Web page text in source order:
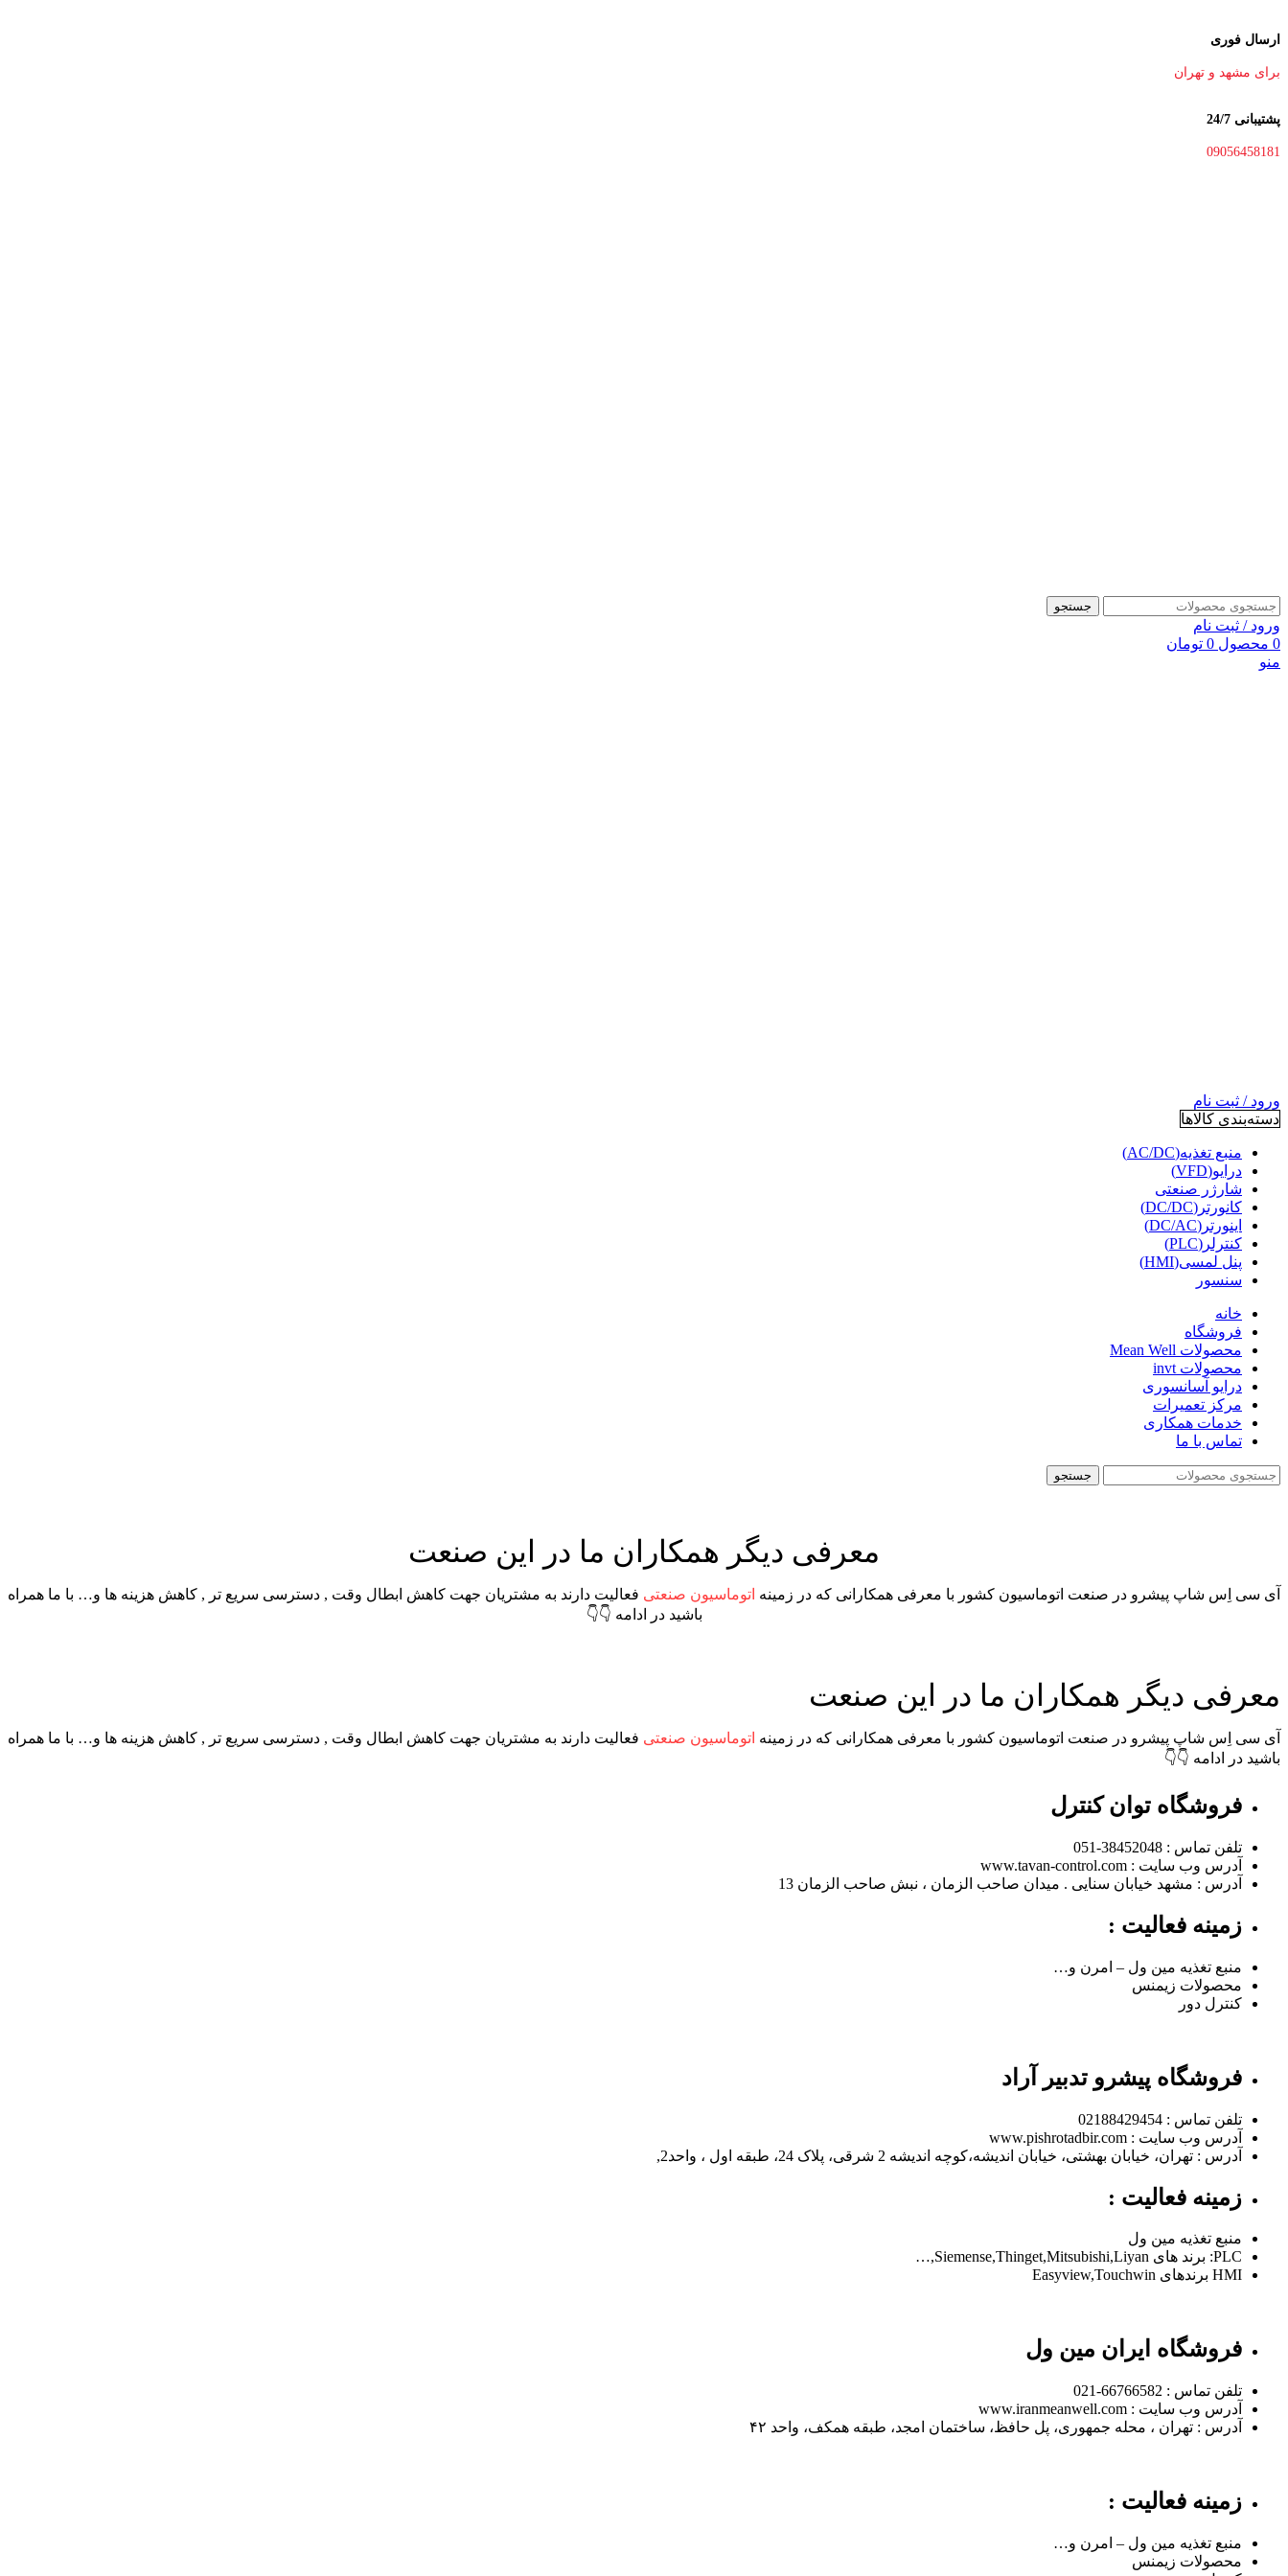
ارسال فوری
برای مشهد و تهران
پشتیبانی 24/7
09056458181
جستجو
ورود / ثبت نام
0 محصول 0 تومان
منو
ورود / ثبت نام
دسته‌بندی کالاها
منبع تغذیه(AC/DC)
درایو(VFD)
شارژر صنعتی
کانورتر(DC/DC)
اینورتر(DC/AC)
کنترلر(PLC)
پنل لمسی(HMI)
سنسور
خانه
فروشگاه
محصولات Mean Well
محصولات invt
درایو آسانسوری
مرکز تعمیرات
خدمات همکاری
تماس با ما
جستجو
معرفی دیگر همکاران ما در این صنعت
آی سی اِس شاپ پیشرو در صنعت اتوماسیون کشور با معرفی همکارانی که در زمینه اتوماسیون صنعتی فعالیت دارند به مشتریان جهت کاهش ابطال وقت , دسترسی سریع تر , کاهش هزینه ها و… با ما همراه
باشید در ادامه 👇👇
معرفی دیگر همکاران ما در این صنعت
آی سی اِس شاپ پیشرو در صنعت اتوماسیون کشور با معرفی همکارانی که در زمینه اتوماسیون صنعتی فعالیت دارند به مشتریان جهت کاهش ابطال وقت , دسترسی سریع تر , کاهش هزینه ها و… با ما همراه
باشید در ادامه 👇👇
فروشگاه توان کنترل
تلفن تماس : 38452048-051
آدرس وب سایت : www.tavan-control.com
آدرس : مشهد خیابان سنایی . میدان صاحب الزمان ، نبش صاحب الزمان 13
زمینه فعالیت :
منبع تغذیه مین ول – امرن و…
محصولات زیمنس
کنترل دور
فروشگاه پیشرو تدبیر آراد
تلفن تماس : 02188429454
آدرس وب سایت : www.pishrotadbir.com
آدرس : تهران، خیابان بهشتی، خیابان اندیشه،کوچه اندیشه 2 شرقی، پلاک 24، طبقه اول ، واحد2,
زمینه فعالیت :
منبع تغذیه مین ول
PLC: برند های Siemense,Thinget,Mitsubishi,Liyan,…
HMI برندهای Easyview,Touchwin
فروشگاه ایران مین ول
تلفن تماس : 66766582-021
آدرس وب سایت : www.iranmeanwell.com
آدرس : تهران ، محله جمهوری، پل حافظ، ساختمان امجد، طبقه همکف، واحد ۴۲
زمینه فعالیت :
منبع تغذیه مین ول – امرن و…
محصولات زیمنس